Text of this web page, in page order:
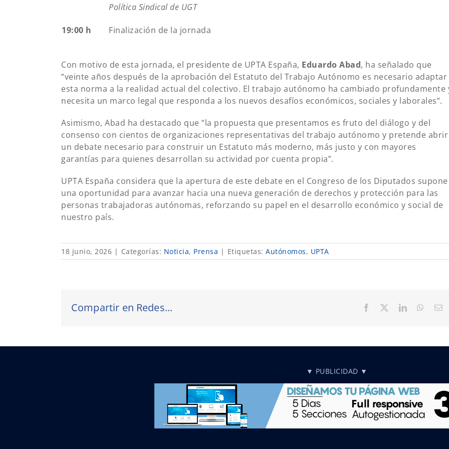
Política Sindical de UGT
19:00 h Finalización de la jornada
Con motivo de esta jornada, el presidente de UPTA España, Eduardo Abad, ha señalado que
“veinte años después de la aprobación del Estatuto del Trabajo Autónomo es necesario adaptar
esta norma a la realidad actual del colectivo. El trabajo autónomo ha cambiado profundamente
necesita un marco legal que responda a los nuevos desafíos económicos, sociales y laborales”.
Asimismo, Abad ha destacado que “la propuesta que presentamos es fruto del diálogo y del
consenso con cientos de organizaciones representativas del trabajo autónomo y pretende abrir
un debate necesario para construir un Estatuto más moderno, más justo y con mayores
garantías para quienes desarrollan su actividad por cuenta propia”.
UPTA España considera que la apertura de este debate en el Congreso de los Diputados supone
una oportunidad para avanzar hacia una nueva generación de derechos y protección para las
personas trabajadoras autónomas, reforzando su papel en el desarrollo económico y social de
nuestro país.
18 junio, 2026 | Categorías: Noticia, Prensa | Etiquetas: Autónomos, UPTA
Compartir en Redes... Facebook LinkedIn
▼ PUBLICIDAD ▼